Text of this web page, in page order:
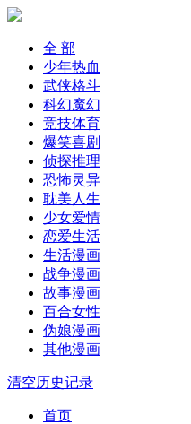
全 部
少年热血
武侠格斗
科幻魔幻
竞技体育
爆笑喜剧
侦探推理
恐怖灵异
耽美人生
少女爱情
恋爱生活
生活漫画
战争漫画
故事漫画
百合女性
伪娘漫画
其他漫画
清空历史记录
首页